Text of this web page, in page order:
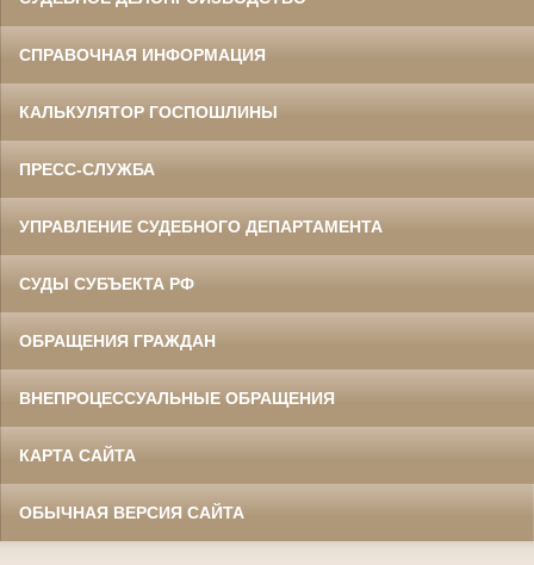
СПРАВОЧНАЯ ИНФОРМАЦИЯ
КАЛЬКУЛЯТОР ГОСПОШЛИНЫ
ПРЕСС-СЛУЖБА
УПРАВЛЕНИЕ СУДЕБНОГО ДЕПАРТАМЕНТА
СУДЫ СУБЪЕКТА РФ
ОБРАЩЕНИЯ ГРАЖДАН
ВНЕПРОЦЕССУАЛЬНЫЕ ОБРАЩЕНИЯ
КАРТА САЙТА
ОБЫЧНАЯ ВЕРСИЯ САЙТА